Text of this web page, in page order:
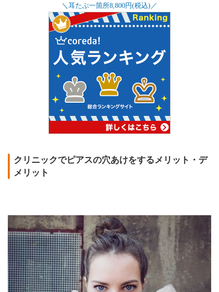
＼耳たぶ一箇所8,800円(税込)／
クリニックでピアスの穴あけをするメリット・デ
メリット